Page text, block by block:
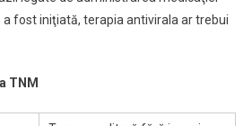
fost iniţiată, terapia antivirala ar trebui
TNM